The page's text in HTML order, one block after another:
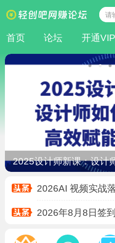
首页 论坛 开通
2026年8月8日签
2026AI 写作训练
2026年8月9日签
2026年8月8日签
2026AI 写作训练